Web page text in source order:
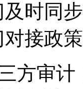
时同
接政
审计